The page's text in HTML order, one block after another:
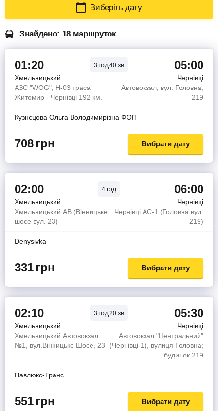
Виберіть дату
Знайдено: 18 маршруток
01:20 3 год40 хв 05:00
Хмельницький
Чернівці
АЗС "WOG", Н-03 траса
Житомир - Чернівці 192 км.
Автовокзал, вул. Головна,
219
Кузнєцова Ольга Володимирiвна ФОП
708грн Вибрати дату
02:00 4 год 06:00
Хмельницький
Чернівці
Хмельницький АВ (Вінницьке
шосе вул. 23)
Чернівці АС-1 (Головна вул.
219)
Denysivka
331грн Вибрати дату
02:10 3 год20 хв 05:30
Хмельницький
Чернівці
Хмельницький Автовокзал
№1, вул.Вінницьке Шосе, 23
Автовокзал "Центральний"
(Чернівці-1), вулиця Головна;
будинок 219
Павлюкс-Транс
551грн Вибрати дату